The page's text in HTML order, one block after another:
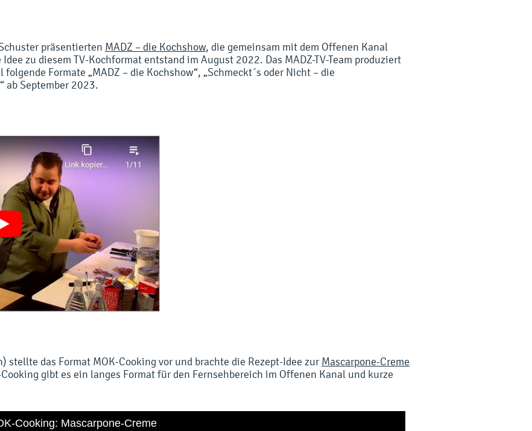
präsentierten MADZ – die Kochshow, die gemeinsam mit dem Offenen Kanal
zu diesem TV-Kochformat entstand im August 2022. Das MADZ-TV-Team produziert
Formate „MADZ – die Kochshow“, „Schmeckt´s oder Nicht – die
ab September 2023.
stellte das Format MOK-Cooking vor und brachte die Rezept-Idee zurMascarpone-Creme
gibt es ein langes Format für den Fernsehbereich im Offenen Kanal und kurze